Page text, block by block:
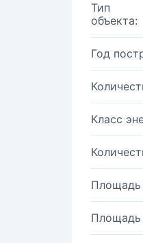
Тип
объекта:
Год
Класс
Площадь